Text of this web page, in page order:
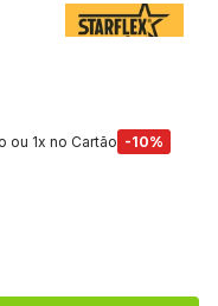
ou 1x no Cartão -10%